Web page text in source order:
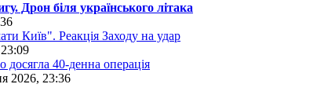
Дрон біля українського літака
Київ". Реакція Заходу на удар
досягла 40-денна операція
2026, 23:36